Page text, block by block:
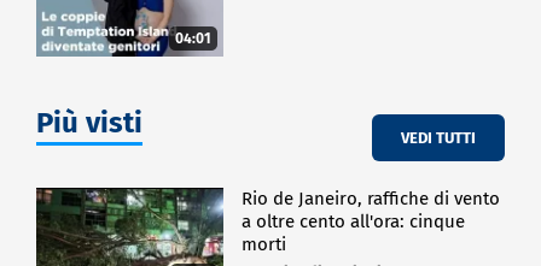
04:01
Più visti VEDI TUTTI
Rio de Janeiro, raffiche di vento
a oltre cento all'ora: cinque
morti